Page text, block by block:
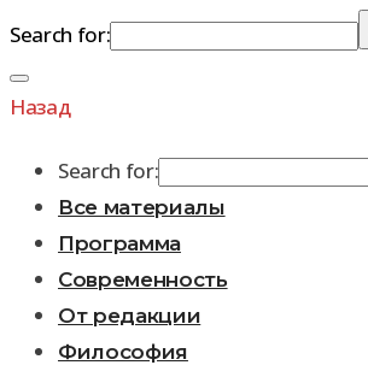
Search for:
Перейти
к
Назад
Search for:
Все материалы
Программа
Современность
От редакции
Философия